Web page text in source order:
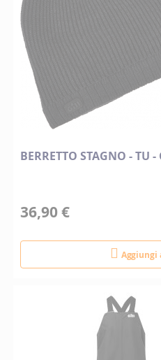
BERRETTO STAGNO - TU
36,90 €
Aggiungi